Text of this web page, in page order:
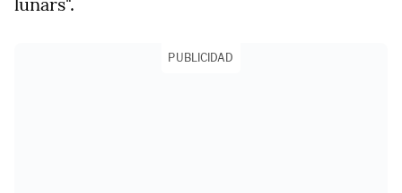
PUBLICIDAD